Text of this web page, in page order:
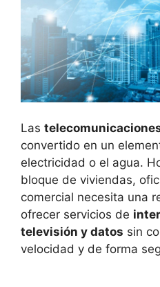
Las
convertido en un
electricidad o el agua.
bloque de viviendas,
comercial necesita una
ofrecer servicios de
televisión y datos sin
velocidad y de forma